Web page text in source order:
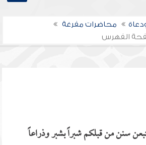
محاضرات مفرغة
الفهرس
سنن من قبلكم شبراً بشبر وذراعاً